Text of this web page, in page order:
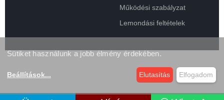
Működési szabályzat
Lemondási feltételek
Sütiket használunk a jobb élmény érdekében.
Beállítások... Elutasítás Elfogadom